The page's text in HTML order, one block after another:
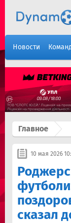
Новости
Главное
10 мая 2026
сказал